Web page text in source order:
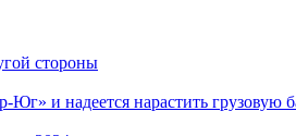
стороны
и надеется нарастить грузовую